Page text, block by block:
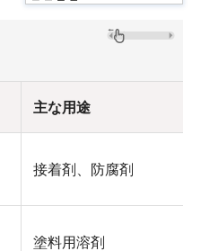
主な用途
接着剤、防腐剤
塗料用溶剤